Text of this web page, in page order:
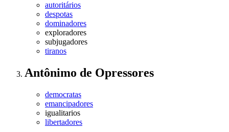
autoritários
despotas
dominadores
exploradores
subjugadores
tiranos
Antônimo de Opressores
democratas
emancipadores
igualitarios
libertadores